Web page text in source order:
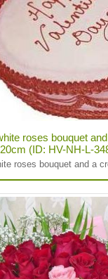
roses bouquet
20cm (ID: HV-NH-L-
roses bouquet and a